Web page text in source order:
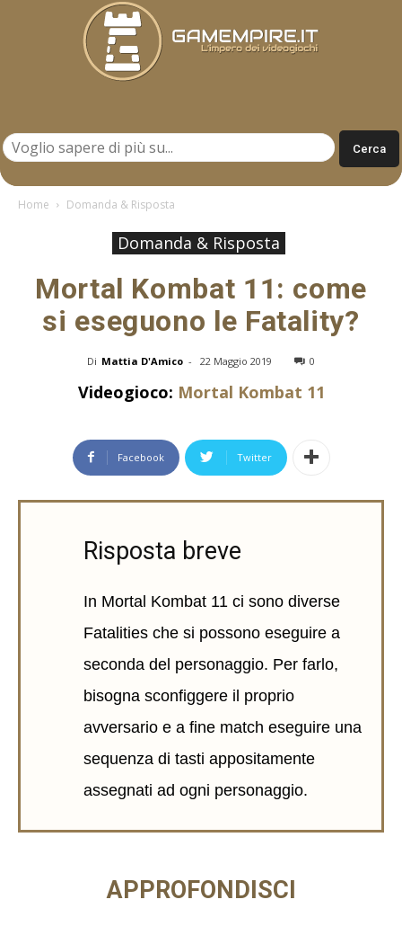
Home Domanda & Risposta
Domanda & Risposta
Mortal Kombat 11: come
si eseguono le Fatality?
Di Mattia D'Amico - 22 Maggio 2019 0
Videogioco: Mortal Kombat 11
Facebook Twitter
Risposta breve
In Mortal Kombat 11 ci sono diverse
Fatalities che si possono eseguire a
seconda del personaggio. Per farlo,
bisogna sconfiggere il proprio
avversario e a fine match eseguire una
sequenza di tasti appositamente
assegnati ad ogni personaggio.
APPROFONDISCI